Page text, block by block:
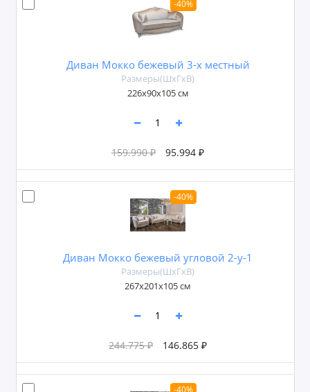
-40%
Диван Мокко бежевый 3-х местный
Размеры(ШxГxВ)
226x90x105 см
159.990 ₽ 95.994 ₽
-40%
Диван Мокко бежевый угловой 2-у-1
Размеры(ШxГxВ)
267x201x105 см
244.775 ₽ 146.865 ₽
-40%